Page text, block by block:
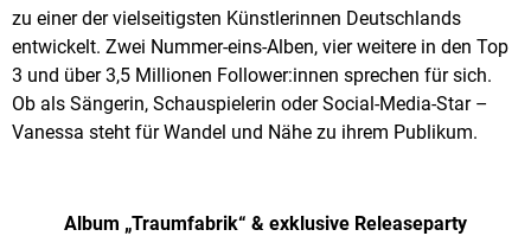
zu einer der vielseitigsten Künstlerinnen Deutschlands
entwickelt. Zwei Nummer-eins-Alben, vier weitere in den Top
3 und über 3,5 Millionen Follower:innen sprechen für sich.
Ob als Sängerin, Schauspielerin oder Social-Media-Star –
Vanessa steht für Wandel und Nähe zu ihrem Publikum.
Album „Traumfabrik“ & exklusive Releaseparty